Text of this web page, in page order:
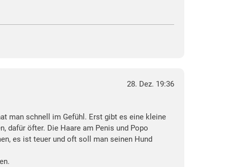
28. Dez. 19:36
man schnell im Gefühl. Erst gibt es eine kleine
dafür öfter. Die Haare am Penis und Popo
es ist teuer und oft soll man seinen Hund